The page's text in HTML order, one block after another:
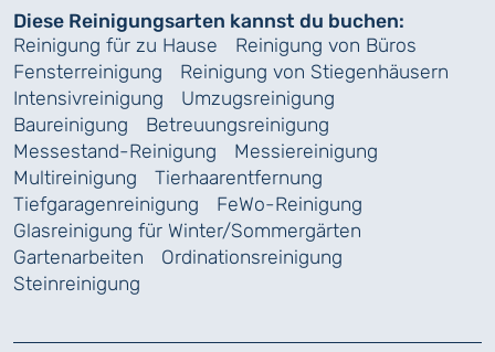
Diese Reinigungsarten kannst du buchen:
Reinigung für zu Hause
Reinigung von Büros
Fensterreinigung
Reinigung von Stiegenhäusern
Intensivreinigung
Umzugsreinigung
Baureinigung
Betreuungsreinigung
Messestand-Reinigung
Messiereinigung
Multireinigung
Tierhaarentfernung
Tiefgaragenreinigung
FeWo-Reinigung
Glasreinigung für Winter/Sommergärten
Gartenarbeiten
Ordinationsreinigung
Steinreinigung